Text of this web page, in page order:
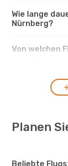
Wie lange
Nürnberg?
Von welchen
Planen
Beliebte